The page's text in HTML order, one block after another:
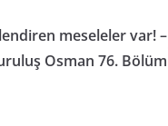
meseleler var! –
Osman 76. Bölüm